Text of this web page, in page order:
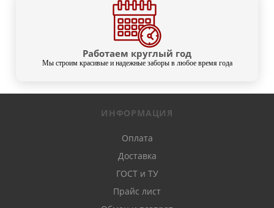
Работаем круглый год
Мы строим красивые и надежные заборы в любое время года
ИНФОРМАЦИЯ
Оплата
Доставка
ГОСТ и ТУ
Прайс лист